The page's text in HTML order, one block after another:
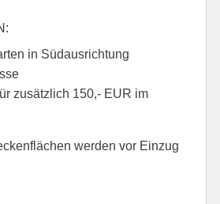
in Südausrichtung
zusätzlich 150,- EUR im
werden vor Einzug